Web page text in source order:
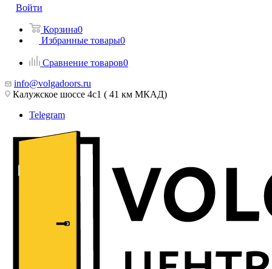
Войти
Корзина0
Избранные товары0
Сравнение товаров0
info@volgadoors.ru
Калужское шоссе 4с1 ( 41 км МКАД)
Telegram